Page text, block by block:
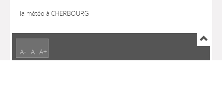
la météo à CHERBOURG
A- A A+